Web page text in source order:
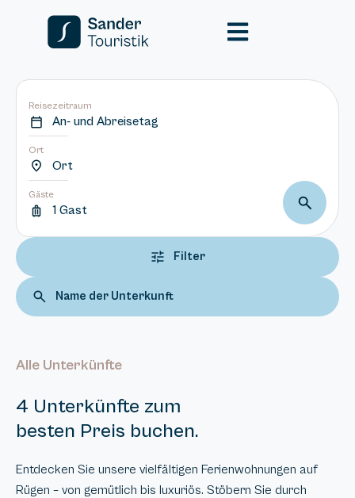
Reisezeitraum
An- und Abreisetag
Ort
Ort
Gäste
1 Gast
Filter
Name der Unterkunft
Alle Unterkünfte
4 Unterkünfte zum
besten Preis buchen.
Entdecken Sie unsere vielfältigen Ferienwohnungen auf
Rügen – von gemütlich bis luxuriös. Stöbern Sie durch